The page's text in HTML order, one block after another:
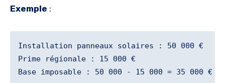
Exemple :
Installation panneaux solaires : 50 000 €
Prime régionale : 15 000 €
Base imposable : 50 000 - 15 000 = 35 000 €